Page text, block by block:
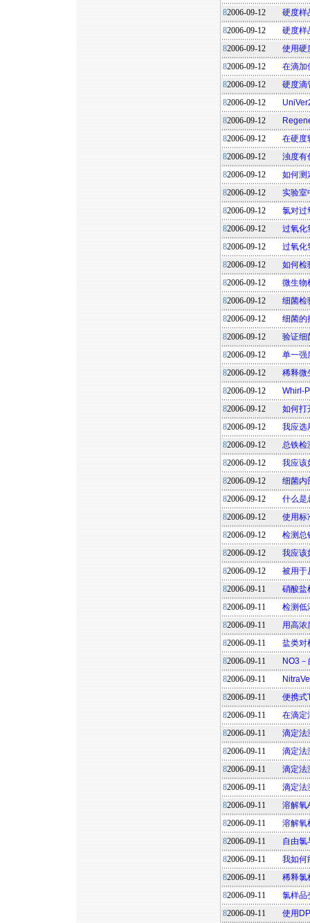
82006-09-12
硬度样
82006-09-12
硬度样
82006-09-12
使用硬
82006-09-12
在滴加
82006-09-12
硬度滴
82006-09-12
82006-09-12
82006-09-12
在硬度
82006-09-12
浊度有
82006-09-12
如何测
82006-09-12
实验室
82006-09-12
氯对过
82006-09-12
过氧化
82006-09-12
过氧化
82006-09-12
如何检
82006-09-12
微生物
82006-09-12
细菌检
82006-09-12
细菌的
82006-09-12
验证细
82006-09-12
单一强
82006-09-12
稀释微
82006-09-12
Whirl-
82006-09-12
如何打
82006-09-12
我应选
82006-09-12
总铁检
82006-09-12
我应该
82006-09-12
细菌内
82006-09-12
什么是
82006-09-12
使用标
82006-09-12
检测总
82006-09-12
我应该
82006-09-12
被用于
82006-09-11
硝酸盐
82006-09-11
检测低
82006-09-11
用高浓
82006-09-11
盐类对
82006-09-11
NO3
82006-09-11
82006-09-11
便携式
82006-09-11
在滴定
82006-09-11
滴定法
82006-09-11
滴定法
82006-09-11
滴定法
82006-09-11
滴定法
82006-09-11
溶解氧
82006-09-11
溶解氧
82006-09-11
自由氯
82006-09-11
我如何
82006-09-11
稀释氯
82006-09-11
氯样品
82006-09-11
使用